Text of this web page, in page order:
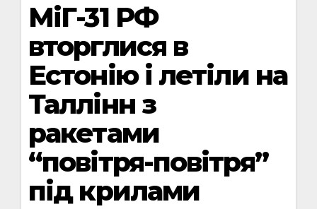
МіГ-31 РФ
вторглися в
Естонію і летіли на
Таллінн з
ракетами
“повітря-повітря”
під крилами